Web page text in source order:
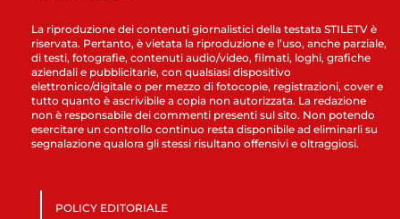
La riproduzione dei contenuti giornalistici della testata STILETV è
riservata. Pertanto, è vietata la riproduzione e l’uso, anche parziale,
di testi, fotografie, contenuti audio/video, filmati, loghi, grafiche
aziendali e pubblicitarie, con qualsiasi dispositivo
elettronico/digitale o per mezzo di fotocopie, registrazioni, cover e
tutto quanto è ascrivibile a copia non autorizzata. La redazione
non è responsabile dei commenti presenti sul sito. Non potendo
esercitare un controllo continuo resta disponibile ad eliminarli su
segnalazione qualora gli stessi risultano offensivi e oltraggiosi.
POLICY EDITORIALE